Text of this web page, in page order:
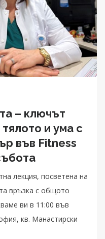
– ключът
и ума с
във Fitness
лекция, посветена на
връзка с общото
ви в 11:00 във
кв. Манастирски